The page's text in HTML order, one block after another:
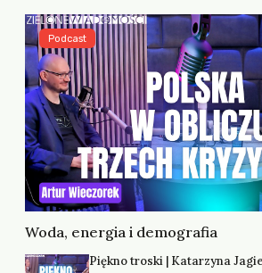
Woda, energia i demografia
Podcast
Piękno troski | Katarzyna